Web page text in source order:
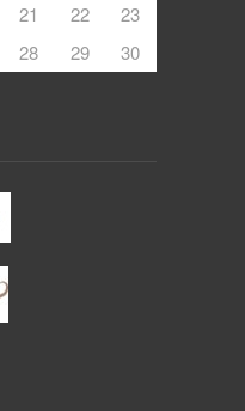
21 22
23
28 29 30